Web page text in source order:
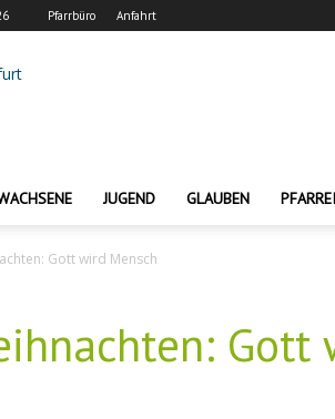
Pfarrbüro Anfahrt
JUGEND GLAUBEN
Gott wird Mensch
Gott